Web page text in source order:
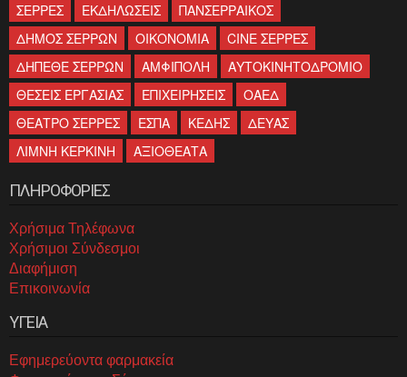
ΣΕΡΡΕΣ ΕΚΔΗΛΩΣΕΙΣ
ΠΑΝΣΕΡΡΑΙΚΟΣ
ΔΗΜΟΣ ΣΕΡΡΩΝ
ΟΙΚΟΝΟΜΙΑ
CINE ΣΕΡΡΕΣ
ΔΗΠΕΘΕ ΣΕΡΡΩΝ
ΑΜΦΙΠΟΛΗ
ΑΥΤΟΚΙΝΗΤΟΔΡΟΜΙΟ
ΘΕΣΕΙΣ ΕΡΓΑΣΙΑΣ
ΕΠΙΧΕΙΡΗΣΕΙΣ
ΟΑΕΔ
ΘΕΑΤΡΟ ΣΕΡΡΕΣ
ΕΣΠΑ ΚΕΔΗΣ
ΔΕΥΑΣ
ΛΙΜΝΗ ΚΕΡΚΙΝΗ
ΑΞΙΟΘΕΑΤΑ
ΠΛΗΡΟΦΟΡΙΕΣ
Χρήσιμα Τηλέφωνα
Χρήσιμοι Σύνδεσμοι
Διαφήμιση
Επικοινωνία
ΥΓΕΙΑ
Εφημερεύοντα φαρμακεία